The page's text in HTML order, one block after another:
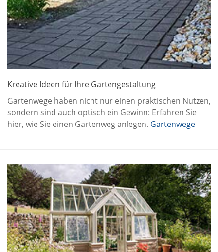
Kreative Ideen für Ihre Gartengestaltung
Gartenwege haben nicht nur einen praktischen Nutzen,
sondern sind auch optisch ein Gewinn: Erfahren Sie
hier, wie Sie einen Gartenweg anlegen. Gartenwege